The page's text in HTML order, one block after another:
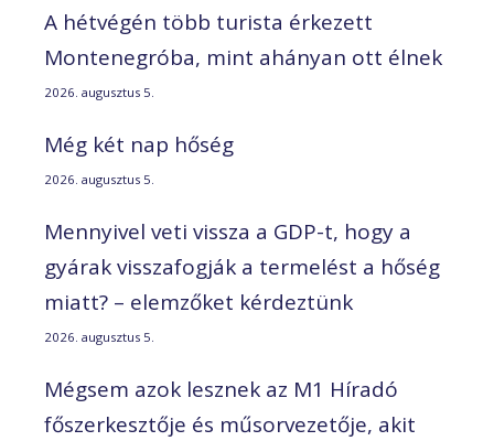
A hétvégén több turista érkezett
Montenegróba, mint ahányan ott élnek
2026. augusztus 5.
Még két nap hőség
2026. augusztus 5.
Mennyivel veti vissza a GDP-t, hogy a
gyárak visszafogják a termelést a hőség
miatt? – elemzőket kérdeztünk
2026. augusztus 5.
Mégsem azok lesznek az M1 Híradó
főszerkesztője és műsorvezetője, akit